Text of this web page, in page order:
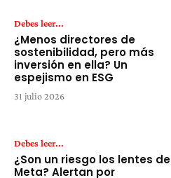
Debes leer...
¿Menos directores de
sostenibilidad, pero más
inversión en ella? Un
espejismo en ESG
31 julio 2026
Debes leer...
¿Son un riesgo los lentes de
Meta? Alertan por